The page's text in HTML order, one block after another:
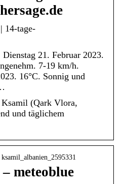
14-tage-
21. Februar 2023.
7-19 km/h.
16°C. Sonnig und
(Qark Vlora,
und täglichem
meteoblue